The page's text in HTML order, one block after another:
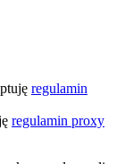
regulamin
regulamin proxy